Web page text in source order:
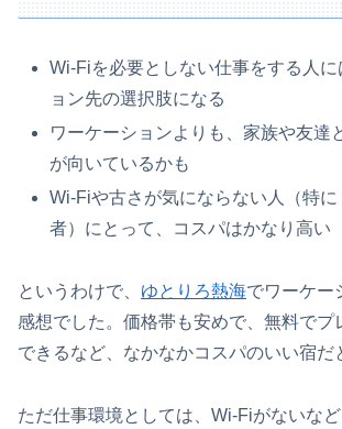
Wi-Fiを必要としない仕事をする人
ョン先の選択肢になる
ワーケーションよりも、家族や友達
が向いているかも
Wi-Fiや古さが気にならない人（特
者）にとって、コスパはかなり高い
というわけで、 ゆとりろ熱海でワーケー
感想でした。価格帯も安めで、無料でプ
できるなど、なかなかコスパのいい宿だ
ただ仕事環境としては、Wi-Fiがないな